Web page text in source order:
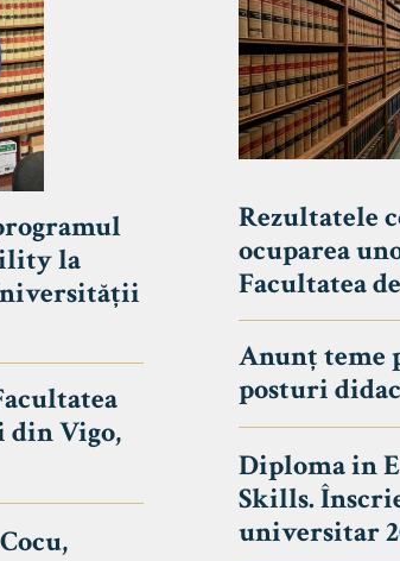
la
din Vigo,
Rezultatele
ocuparea
Facultatea
Anunț teme
posturi
Diploma in
Skills.
universitar